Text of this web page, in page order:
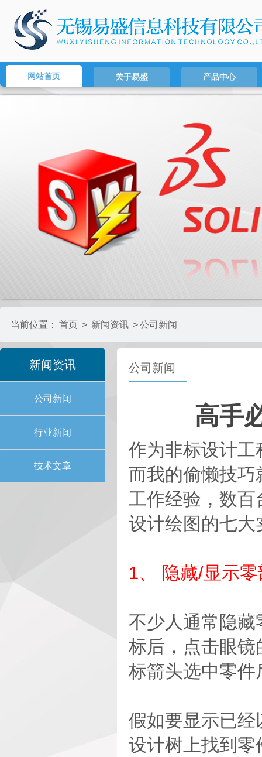
网站首页 关于易盛 产品中心
当前位置： 首页 > 新闻资讯 >公司新闻
新闻资讯
公司新闻
行业新闻
技术文章
公司新闻
高手
作为非标设计
而我的偷懒技
工作经验，数
设计绘图的七大
1、 隐藏/显示
不少人通常隐
标后，点击眼
标箭头选中零件
假如要显示已
设计树上找到